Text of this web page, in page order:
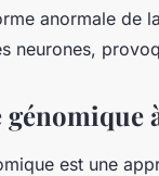
anormale de
neurones,
est une